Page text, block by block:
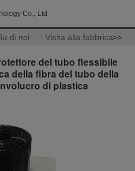
Co., Ltd
di noi Visita alla fabbrica>>
del tubo flessibile
della fibra del tubo della
di plastica